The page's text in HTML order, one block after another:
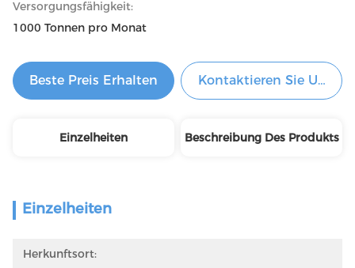
Versorgungsfähigkeit:
1000 Tonnen pro Monat
Beste Preis Erhalten Kontaktieren Sie Uns
Einzelheiten Beschreibung Des Produkts
Einzelheiten
Herkunftsort: